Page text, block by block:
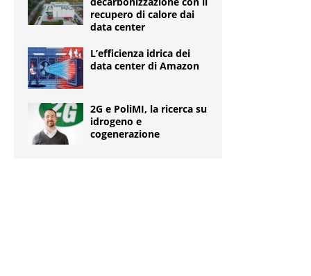
recupero di calore dai
data center
L’efficienza idrica dei
data center di Amazon
2G e PoliMI, la ricerca su
idrogeno e
cogenerazione